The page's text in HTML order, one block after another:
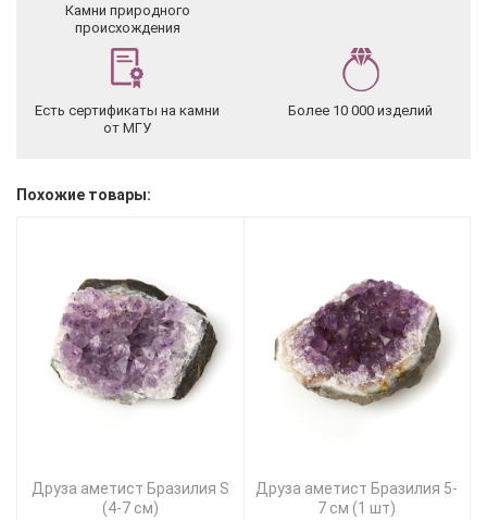
Камни природного
происхождения
Есть сертификаты на камни
от МГУ
Более 10 000 изделий
Похожие товары:
Друза аметист Бразилия S
(4-7 см)
Друза аметист Бразилия 5-
7 см (1 шт)